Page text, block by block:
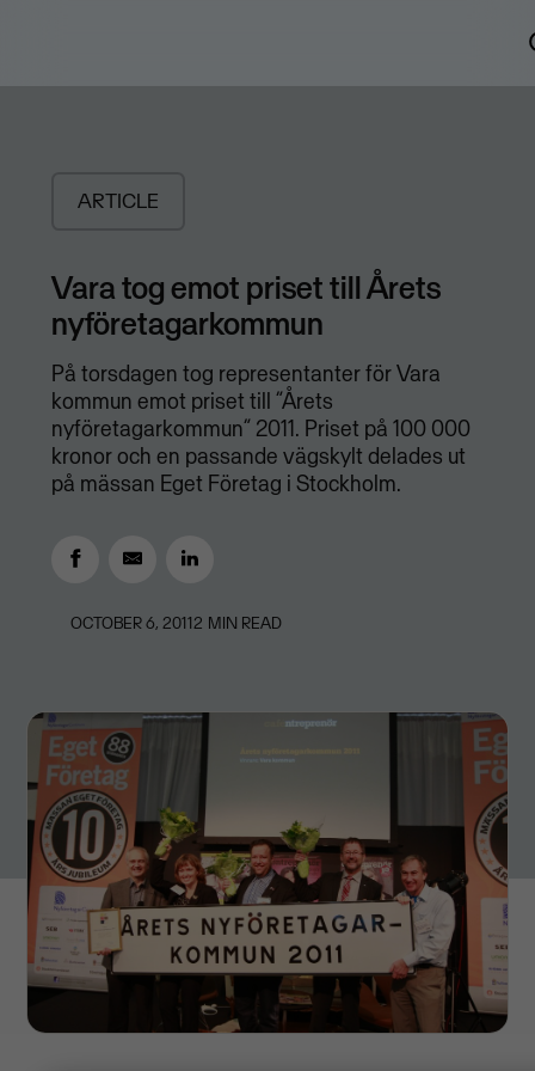
ARTICLE
Vara tog emot priset till Årets
nyföretagarkommun
På torsdagen tog representanter för Vara
kommun emot priset till ”Årets
nyföretagarkommun” 2011. Priset på 100 000
kronor och en passande vägskylt delades ut
på mässan Eget Företag i Stockholm.
OCTOBER 6, 20112 MIN READ